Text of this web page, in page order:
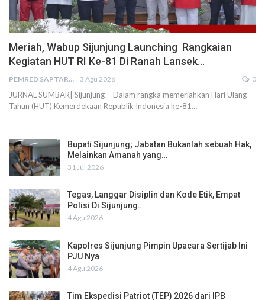
Meriah, Wabup Sijunjung Launching Rangkaian
Kegiatan HUT RI Ke-81 Di Ranah Lansek…
PEMRED SAPTARIUS 3 Agu 2026 0
JURNAL SUMBAR| Sijunjung - Dalam rangka memeriahkan Hari Ulang
Tahun (HUT) Kemerdekaan Republik Indonesia ke-81…
Bupati Sijunjung; Jabatan Bukanlah sebuah Hak,
Melainkan Amanah yang…
31 Jul 2026
Tegas, Langgar Disiplin dan Kode Etik, Empat
Polisi Di Sijunjung…
4 Agu 2026
Kapolres Sijunjung Pimpin Upacara Sertijab Ini
PJU Nya
4 Agu 2026
Tim Ekspedisi Patriot (TEP) 2026 dari IPB